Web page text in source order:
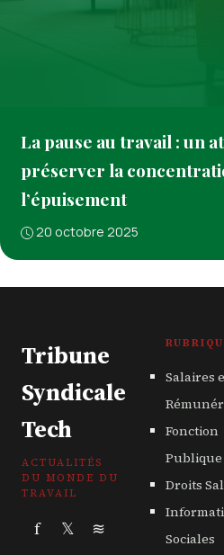
La pause au travail : un
préserver la
l’épuisement
20 octobre 2025
Tribune
Syndicale
Tech
ACTUALITÉS
DU MONDE DU
TRAVAIL
f 𝕏 ≋
Salaires
Fonction
Publique
Droits
Sociales